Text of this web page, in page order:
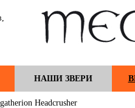
НАШИ ЗВЕРИ
Headcrusher